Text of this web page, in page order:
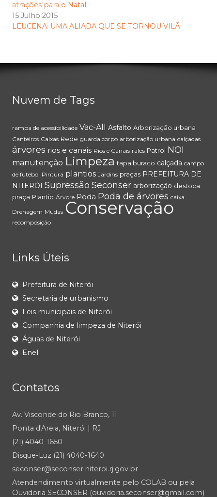
atrações para o Natal
15 Julho 2015
LEUCENA: UMA ALIADA QUE SE TORNOU VILÃ
Nuvem de Tags
rampa de acessibilidade Vac-All Asfalto Arborização urbana
Canteiros Caixas Rede guarda corpo arborização urbana calçadas
árvores rios e canais Rios e Canais ralos Patrol NOI
manutenção Limpeza tapa buraco calçada campo
de futebol Pintura plantios Jardins praças PREFEITURA DE
NITERÓI Supressão Seconser arborização destoca
praça Plantio Árvore Poda Poda de árvores caixa
Drenagem Mudas Conservação
recomposição
Links Úteis
Prefeitura de Niterói
Secretaria de urbanismo
Leis municipais de Niterói
Companhia de limpeza de Niterói
Águas de Niterói
Enel
Contatos
Av. Visconde do Rio Branco, 11
Ponta d'Areia, Niterói | RJ
(21) 4040-1650
Disque-Luz (21) 4040-1640
seconser@seconser.niteroi.rj.gov.br
Atendendimento virtualmente pelo COLAB ou pela
Ouvidoria SECONSER (ouvidoria.seconser@gmail.com)